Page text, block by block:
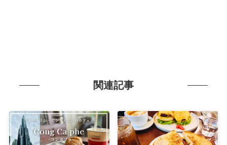
関連記事